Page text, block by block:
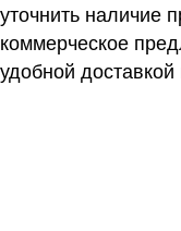
уточнить наличие
коммерческое
удобной